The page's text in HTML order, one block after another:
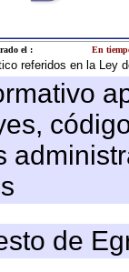
el : En
referidos en la Ley
de